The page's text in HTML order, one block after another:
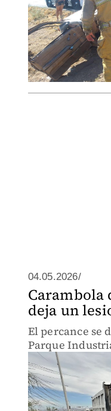
04.05.2026/
Carambola
deja un
El percance se
Parque